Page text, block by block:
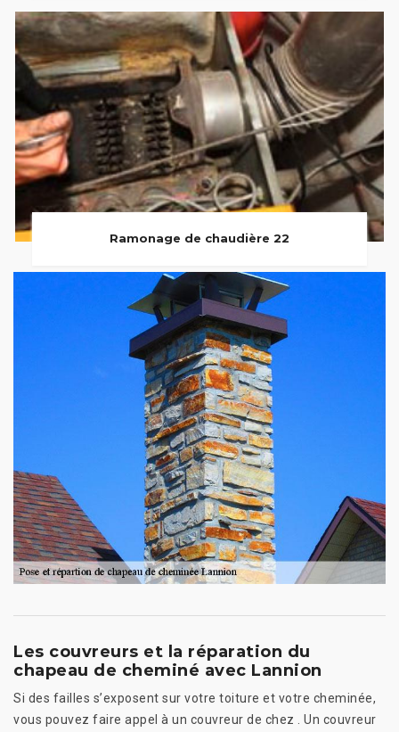
Ramonage de chaudière 22
Les couvreurs et la réparation du
chapeau de cheminé avec Lannion
Si des failles s’exposent sur votre toiture et votre cheminée,
vous pouvez faire appel à un couvreur de chez . Un couvreur